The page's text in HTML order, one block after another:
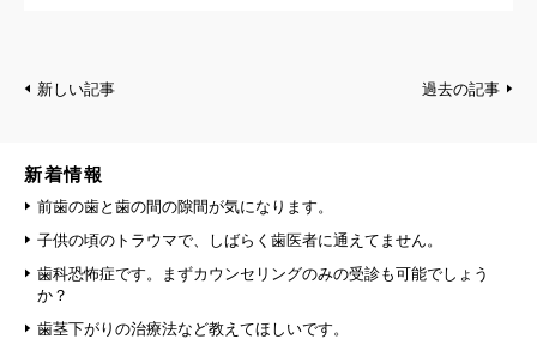
新しい記事 過去の記事
新着情報
前歯の歯と歯の間の隙間が気になります。
子供の頃のトラウマで、しばらく歯医者に通えてません。
歯科恐怖症です。まずカウンセリングのみの受診も可能でしょう
か？
歯茎下がりの治療法など教えてほしいです。